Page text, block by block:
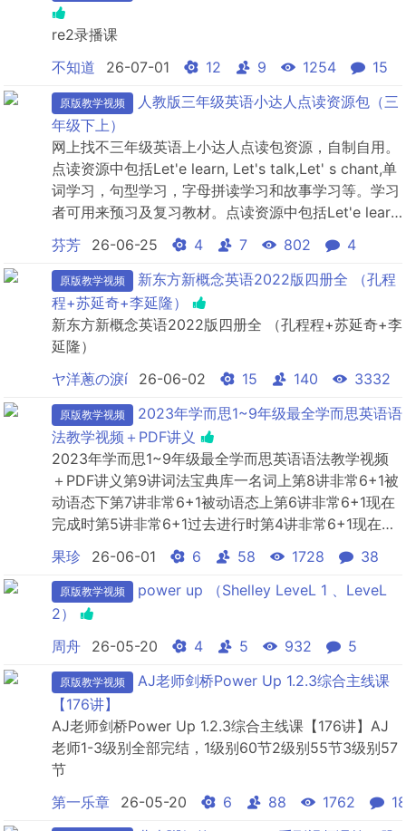
re2录播课
不知道
26-07-01 12 9 1254 15
原版教学视频
人教版三年级英语小达人点读资源包（三
年级下上）
网上找不三年级英语上小达人点读包资源，自制自用。
点读资源中包括Let'e learn, Let's talk,Let' s chant,单
词学习，句型学习，字母拼读学习和故事学习等。学习
者可用来预习及复习教材。点读资源中包括Let'e learn,
Let's talk,Let' s chant,单词学习，句型学习，字母拼
读学习和故事学习等。学习者可用来预习及复习教材。
芬芳 26-06-25 4 7 802 4
原版教学视频
新东方新概念英语2022版四册全 （孔程
程+苏延奇+李延隆）
新东方新概念英语2022版四册全 （孔程程+苏延奇+李
延隆）
ヤ洋蔥の淚í
26-06-02 15 140 3332
原版教学视频
2023年学而思1~9年级最全学而思英语语
法教学视频＋PDF讲义
2023年学而思1~9年级最全学而思英语语法教学视频
＋PDF讲义第9讲词法宝典库一名词上第8讲非常6+1被
动语态下第7讲非常6+1被动语态上第6讲非常6+1现在
完成时第5讲非常6+1过去进行时第4讲非常6+1现在进
行时第3讲非常6+1一般将来时第30讲从句大闯关三定
语从句下第2讲非常6+1一般过去时第29讲从句大闯关
三定语从句上第28讲从句大闯关二宾语从句下第27讲
从句大闯...
果珍 26-06-01 6 58 1728 38
原版教学视频
power up （Shelley LeveL 1 、LeveL
2）
周舟
26-05-20 4 5 932 5
原版教学视频
AJ老师剑桥Power Up 1.2.3综合主线课
【176讲】
AJ老师剑桥Power Up 1.2.3综合主线课【176讲】AJ
老师1-3级别全部完结，1级别60节2级别55节3级别57
节
第一乐章
26-05-20 6 88 1762 18